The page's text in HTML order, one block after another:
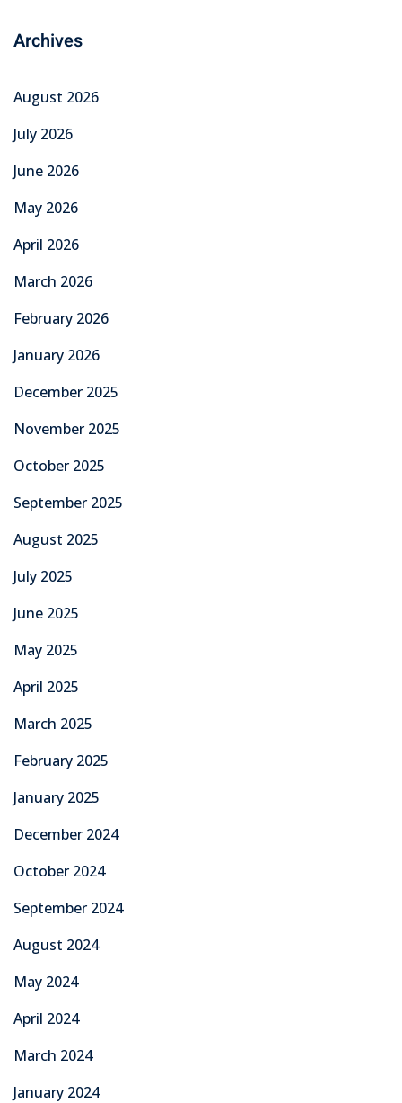
Archives
August 2026
July 2026
June 2026
May 2026
April 2026
March 2026
February 2026
January 2026
December 2025
November 2025
October 2025
September 2025
August 2025
July 2025
June 2025
May 2025
April 2025
March 2025
February 2025
January 2025
December 2024
October 2024
September 2024
August 2024
May 2024
April 2024
March 2024
January 2024